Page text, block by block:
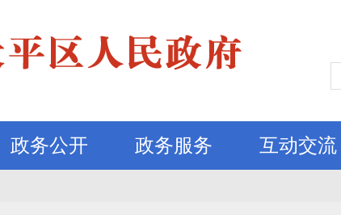
政务公开 政务服务 互动交流